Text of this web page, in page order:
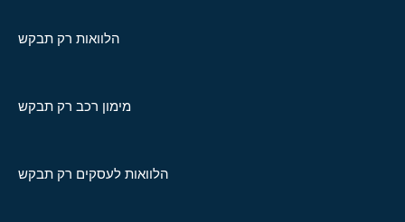
הלוואות רק תבקש
מימון רכב רק תבקש
הלוואות לעסקים רק תבקש